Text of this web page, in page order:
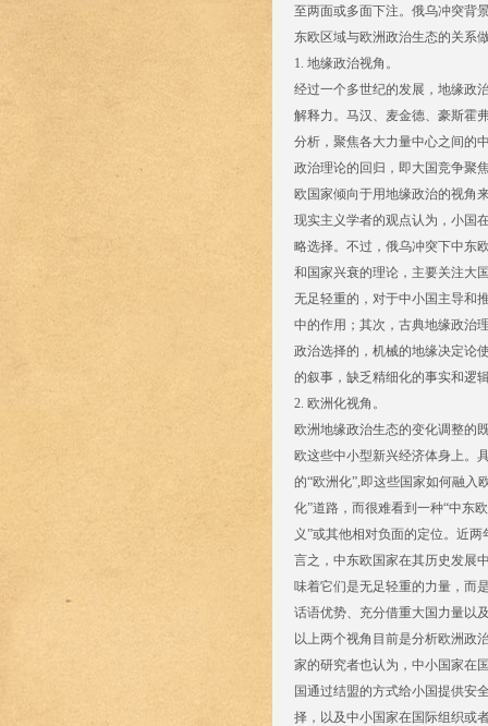
至两面或多面下注。俄乌冲突背
东欧区域与欧洲政治生态的关系
1. 地缘政治视角。
经过一个多世纪的发展，地缘政
解释力。马汉、麦金德、豪斯霍
分析，聚焦各大力量中心之间的
政治理论的回归，即大国竞争聚
欧国家倾向于用地缘政治的视角
现实主义学者的观点认为，小国
略选择。不过，俄乌冲突下中东
和国家兴衰的理论，主要关注大
无足轻重的，对于中小国主导和
中的作用；其次，古典地缘政治
政治选择的，机械的地缘决定论
的叙事，缺乏精细化的事实和逻
2. 欧洲化视角。
欧洲地缘政治生态的变化调整的
欧这些中小型新兴经济体身上。
的“欧洲化”,即这些国家如何融入
化”道路，而很难看到一种“中东
义”或其他相对负面的定位。近
言之，中东欧国家在其历史发展
味着它们是无足轻重的力量，而
话语优势、充分借重大国力量以
以上两个视角目前是分析欧洲政
家的研究者也认为，中小国家在
国通过结盟的方式给小国提供安
择，以及中小国家在国际组织或